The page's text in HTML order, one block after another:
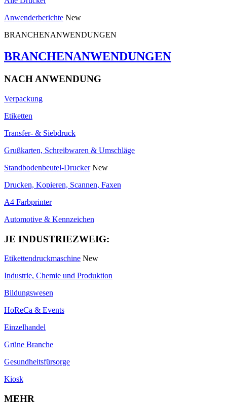
Anwenderberichte New
BRANCHENANWENDUNGEN
BRANCHENANWENDUNGEN
NACH ANWENDUNG
Verpackung
Etiketten
Transfer- & Siebdruck
Grußkarten, Schreibwaren & Umschläge
Standbodenbeutel-Drucker New
Drucken, Kopieren, Scannen, Faxen
A4 Farbprinter
Automotive & Kennzeichen
JE INDUSTRIEZWEIG:
Etikettendruckmaschine New
Industrie, Chemie und Produktion
Bildungswesen
HoReCa & Events
Einzelhandel
Grüne Branche
Gesundheitsfürsorge
Kiosk
MEHR